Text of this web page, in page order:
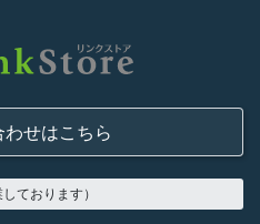
あること
と
でサービスを利用で
せはこちら
ております）